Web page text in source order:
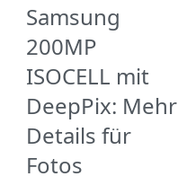
Samsung
200MP
ISOCELL mit
DeepPix: Mehr
Details für
Fotos